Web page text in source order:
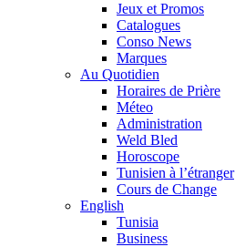
Jeux et Promos
Catalogues
Conso News
Marques
Au Quotidien
Horaires de Prière
Méteo
Administration
Weld Bled
Horoscope
Tunisien à l’étranger
Cours de Change
English
Tunisia
Business